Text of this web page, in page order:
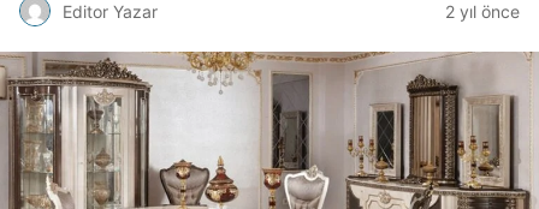
Editor Yazar 2 yıl önce